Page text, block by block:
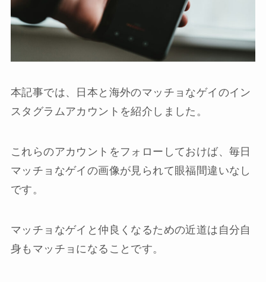
本記事では、日本と海外のマッチョなゲイのイン
スタグラムアカウントを紹介しました。
これらのアカウントをフォローしておけば、毎日
マッチョなゲイの画像が見られて眼福間違いなし
です。
マッチョなゲイと仲良くなるための近道は自分自
身もマッチョになることです。